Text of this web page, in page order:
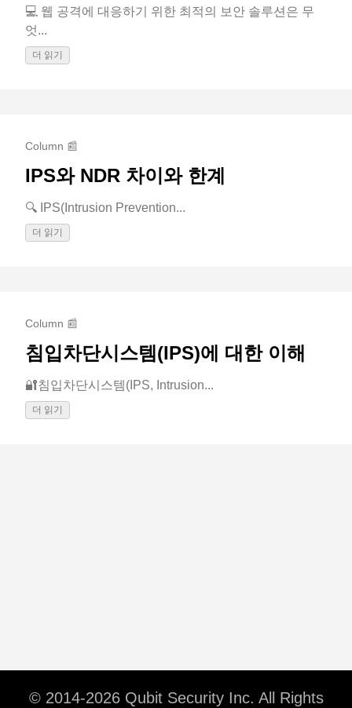
💻 웹 공격에 대응하기 위한 최적의 보안 솔루션은 무
엇...
더 읽기
Column 📰
IPS와 NDR 차이와 한계
🔍 IPS(Intrusion Prevention...
더 읽기
Column 📰
침입차단시스템(IPS)에 대한 이해
🔐침입차단시스템(IPS, Intrusion...
더 읽기
© 2014-2026 Qubit Security Inc. All Rights